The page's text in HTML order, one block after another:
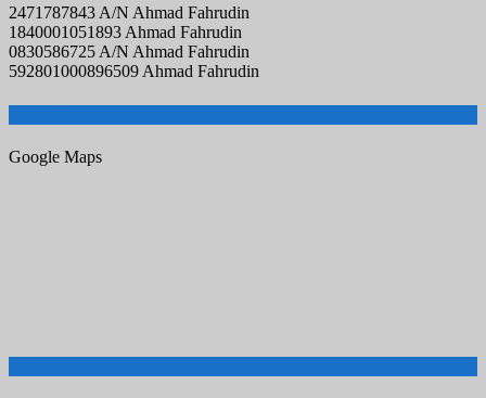
2471787843 A/N Ahmad Fahrudin
1840001051893 Ahmad Fahrudin
0830586725 A/N Ahmad Fahrudin
592801000896509 Ahmad Fahrudin
Google Maps